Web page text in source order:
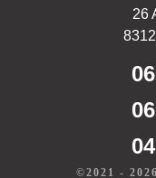
26
©2021 -